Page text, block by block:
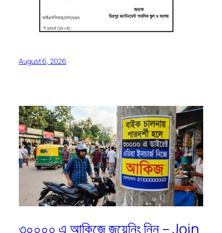
August 6, 2026
৩০০০০ এ আকিজে জয়েনিং নিন – Join